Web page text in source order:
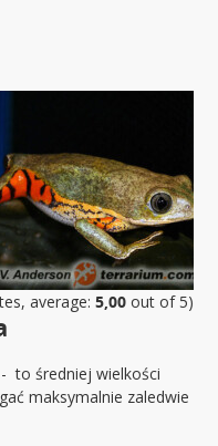
average: 5,00out of 5)
to średniej wielkości
maksymalnie zaledwie